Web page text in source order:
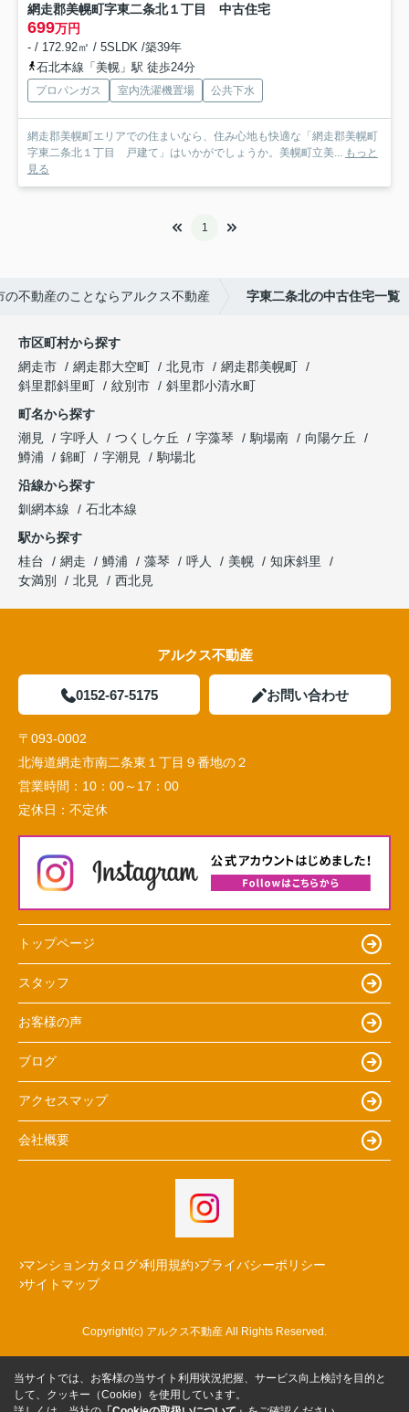
網走郡美幌町字東二条北１丁目 中古住宅
699万円
- / 172.92㎡ / 5SLDK /築39年
石北本線「美幌」駅 徒歩24分
プロパンガス 室内洗濯機置場 公共下水
網走郡美幌町エリアでの住まいなら、住み心地も快適な「網走郡美幌町
字東二条北１丁目 戸建て」はいかがでしょうか。美幌町立美... もっと
見る
1
の不動産のことならアルクス不動産 字東二条北の中古住宅一覧
市区町村から探す
網走市
網走郡大空町 北見市
網走郡美幌町
斜里郡斜里町
紋別市
斜里郡小清水町
町名から探す
潮見
字呼人 つくしケ丘 字藻琴 駒場南
向陽ケ丘
鱒浦
錦町 字潮見
駒場北
沿線から探す
釧網本線
石北本線
駅から探す
桂台
網走 鱒浦 藻琴 呼人 美幌
知床斜里
女満別
北見 西北見
アルクス不動産
0152-67-5175 お問い合わせ
〒093-0002
北海道網走市南二条東１丁目９番地の２
営業時間： 10：00～17：00
定休日： 不定休
トップページ
スタッフ
お客様の声
ブログ
アクセスマップ
会社概要
マンションカタログ 利用規約 プライバシーポリシー
サイトマップ
Copyright(c) アルクス不動産 All Rights Reserved.
当サイトでは、お客様の当サイト利用状況把握、サービス向上検討を目的と
して、クッキー（Cookie）を使用しています。